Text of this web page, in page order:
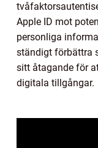
Apple ID mot
personliga
ständigt förbättra
sitt åtagande för
digitala tillgångar.